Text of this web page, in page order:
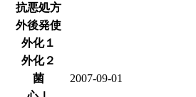
抗悪処方
外後発使
外化１
外化２
菌
2007-09-01